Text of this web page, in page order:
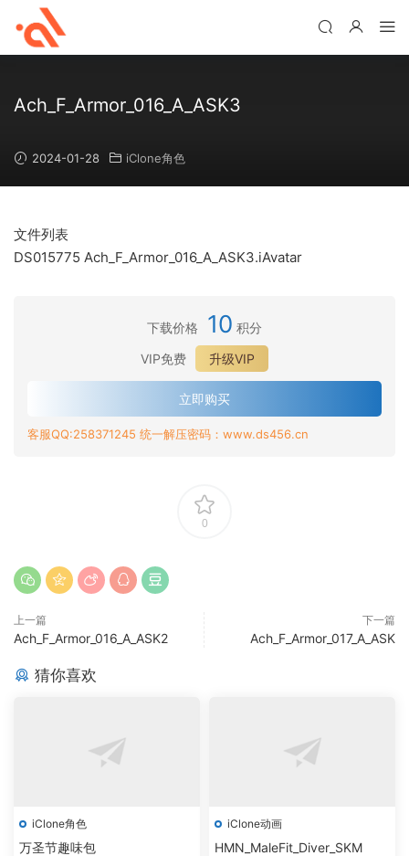
Ach_F_Armor_016_A_ASK3
2024-01-28 iClone角色
文件列表
DS015775 Ach_F_Armor_016_A_ASK3.iAvatar
下载价格 10 积分
VIP免费
升级VIP
立即购买
客服QQ:258371245 统一解压密码：www.ds456.cn
0
上一篇
Ach_F_Armor_016_A_ASK2
下一篇
Ach_F_Armor_017_A_ASK
猜你喜欢
iClone角色
万圣节趣味包
iClone动画
HMN_MaleFit_Diver_SKM